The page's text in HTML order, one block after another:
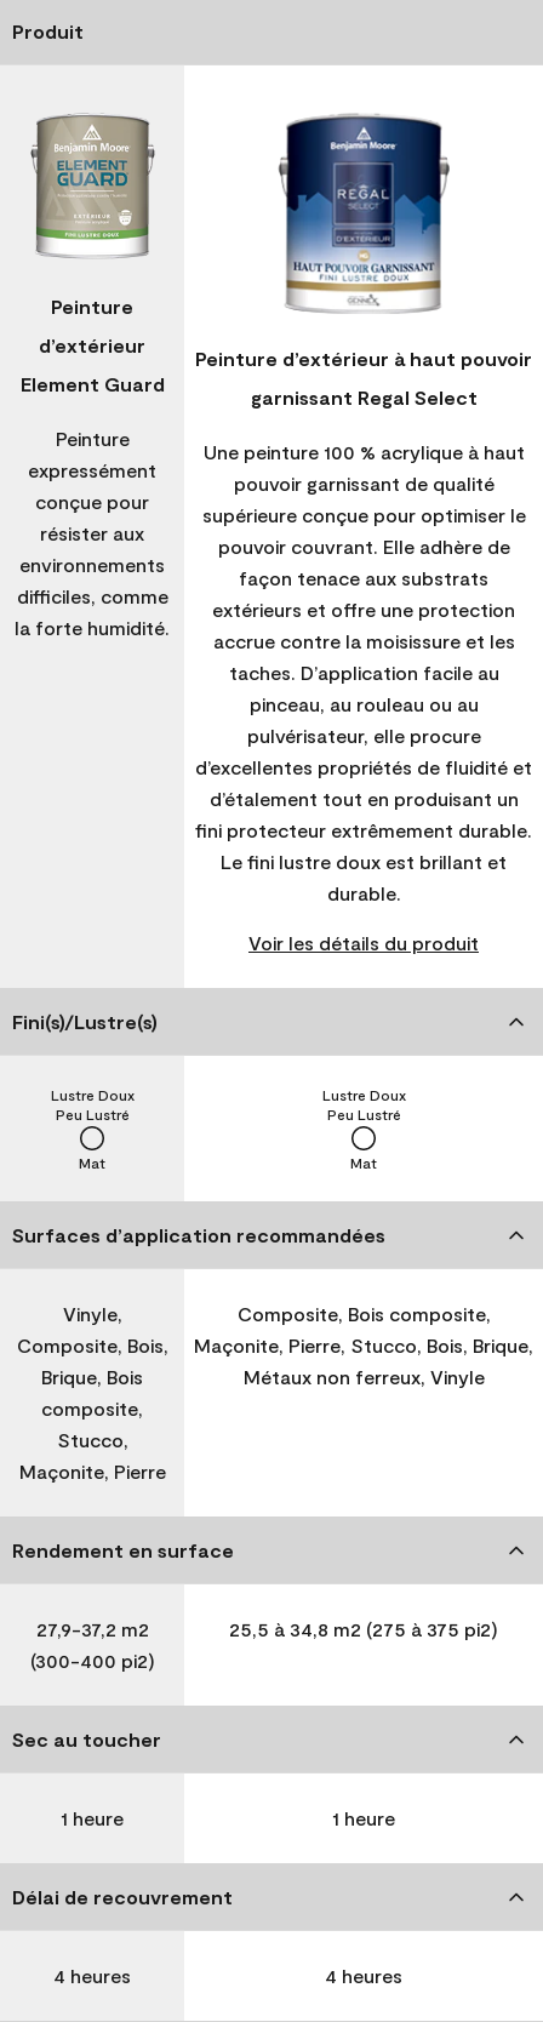
Produit
Peinture
d’extérieur
Element Guard
Peinture
expressément
conçue pour
résister aux
environnements
difficiles, comme
la forte humidité.
Peinture d’extérieur à haut pouvoir
garnissant Regal Select
Une peinture 100 % acrylique à haut
pouvoir garnissant de qualité
supérieure conçue pour optimiser le
pouvoir couvrant. Elle adhère de
façon tenace aux substrats
extérieurs et offre une protection
accrue contre la moisissure et les
taches. D’application facile au
pinceau, au rouleau ou au
pulvérisateur, elle procure
d’excellentes propriétés de fluidité et
d’étalement tout en produisant un
fini protecteur extrêmement durable.
Le fini lustre doux est brillant et
durable.
Voir les détails du produit
Fini(s)/Lustre(s)
Mat
Peu Lustré
Lustre Doux
Mat
Peu Lustré
Lustre Doux
Surfaces d’application recommandées
Vinyle,
Composite, Bois,
Brique, Bois
composite,
Stucco,
Maçonite, Pierre
Composite, Bois composite,
Maçonite, Pierre, Stucco, Bois, Brique,
Métaux non ferreux, Vinyle
Rendement en surface
27,9-37,2 m2
(300-400 pi2)
25,5 à 34,8 m2 (275 à 375 pi2)
Sec au toucher
1 heure 1 heure
Délai de recouvrement
4 heures 4 heures